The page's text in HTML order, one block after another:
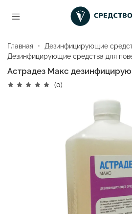
Главная
Дезинфицирующие
Дезинфицирующие средства для
Астрадез Макс
(0)